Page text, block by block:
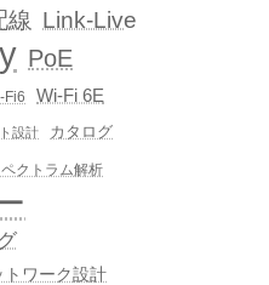
線 Link-Live
PoE
Fi6 Wi-Fi 6E
設計 カタログ
ペクトラム解析
トワーク設計